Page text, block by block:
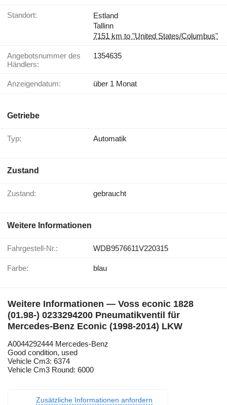
Standort:
Estland
Tallinn
7151 km to "United States/Columbus"
Angebotsnummer des
Händlers:
1354635
Anzeigendatum: über 1 Monat
Getriebe
Typ: Automatik
Zustand
Zustand: gebraucht
Weitere Informationen
Fahrgestell-Nr.: WDB9576611V220315
Farbe: blau
Weitere Informationen — Voss econic 1828
(01.98-) 0233294200 Pneumatikventil für
Mercedes-Benz Econic (1998-2014) LKW
A0044292444 Mercedes-Benz
Good condition, used
Vehicle Cm3: 6374
Vehicle Cm3 Round: 6000
Zusätzliche Informationen anfordern